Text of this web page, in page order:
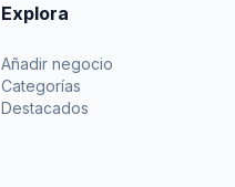
Explora
Añadir negocio
Categorías
Destacados